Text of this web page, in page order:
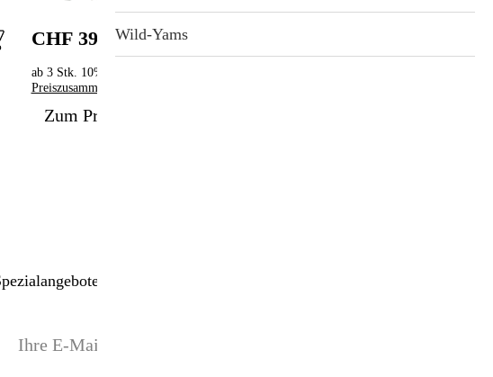
Zum Produkt
CHF 39.90
ab 3 Stk. 10%, ab 5 Stk. 15%
Preiszusammensetzung
erhalten und informiert bleiben!
Wild-Yams